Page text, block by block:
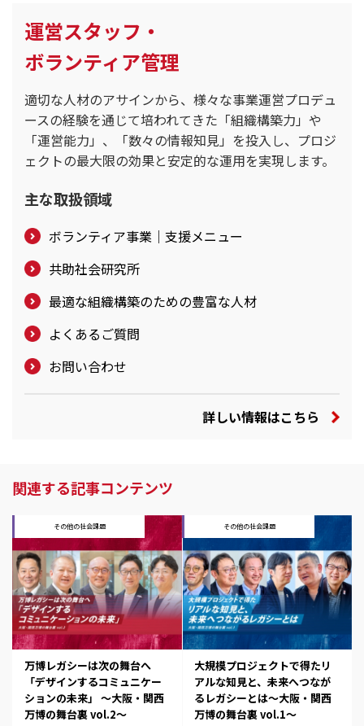
運営スタッフ・
ボランティア管理
適切な人材のアサインから、様々な事業運営プロデュ
ースの経験を通じて培われてきた「組織構築力」や
「運営能力」、「数々の情報知見」を投入し、プロジ
ェクトの最大限の効果と安定的な運用を実現します。
主な取扱領域
ボランティア事業｜支援メニュー
共助社会研究所
最適な組織構築のための豊富な人材
よくあるご質問
お問い合わせ
詳しい情報はこちら
関連する記事コンテンツ
その他の社会課題
万博レガシーは次の舞台へ
「デザインするコミュニケー
ションの未来」 ～大阪・関西
万博の舞台裏 vol.2～
その他の社会課題
大規模プロジェクトで得たリ
アルな知見と、未来へつなが
るレガシーとは～大阪・関西
万博の舞台裏 vol.1～